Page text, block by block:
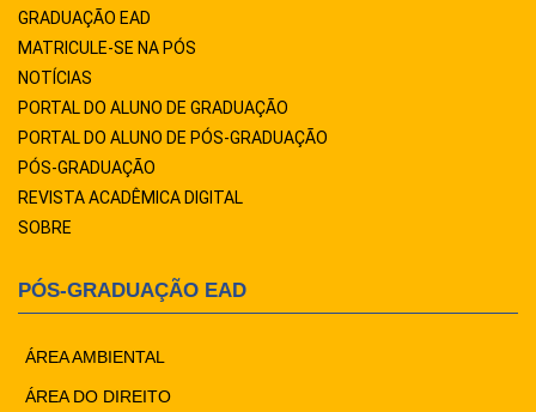
GRADUAÇÃO EAD
MATRICULE-SE NA PÓS
NOTÍCIAS
PORTAL DO ALUNO DE GRADUAÇÃO
PORTAL DO ALUNO DE PÓS-GRADUAÇÃO
PÓS-GRADUAÇÃO
REVISTA ACADÊMICA DIGITAL
SOBRE
PÓS-GRADUAÇÃO EAD
ÁREA AMBIENTAL
ÁREA DO DIREITO